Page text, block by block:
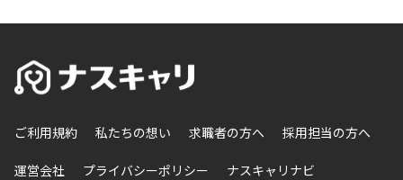
ご利用規約 私たちの想い 求職者の方へ 採用担当の方へ
運営会社 プライバシーポリシー ナスキャリナビ